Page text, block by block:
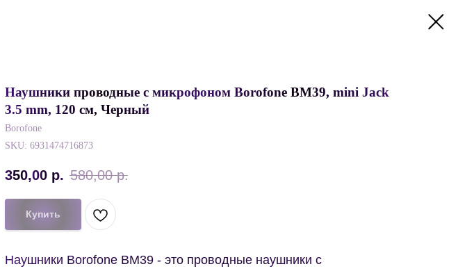
Наушники проводные с микрофоном Borofone BM39, mini Jack
3.5 mm, 120 см, Черный
Borofone
SKU: 6931474716873
350,00 р. 580,00 р.
Купить
Наушники Borofone BM39 - это проводные наушники с